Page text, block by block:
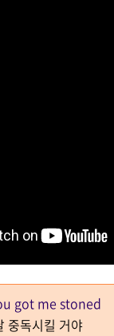
got me stoned
중독시킬 거야